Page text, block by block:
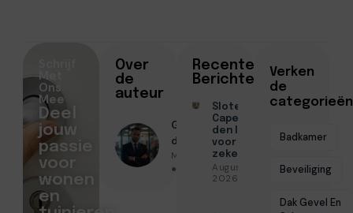
Over
de
auteur
Geschreven
door
Menno Maas
● Juli 7, 2026
Recente
Berichten
Slotenmaker
Capelle aan
den IJssel
voor
zekerheid
Augustus 3,
2026
Verken
de
categorieën
Badkamer
Beveiliging
Dak Gevel En
Met
Ons
Mee
Deel
jouw
passie
voor
wonen
en